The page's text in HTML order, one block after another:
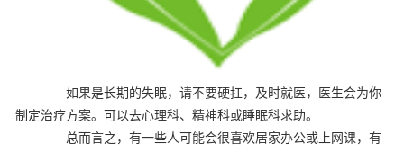
如果是长期的失眠，请不要硬扛，及时就医，医生会为你
制定治疗方案。可以去心理科、精神科或睡眠科求助。
总而言之，有一些人可能会很喜欢居家办公或上网课，有